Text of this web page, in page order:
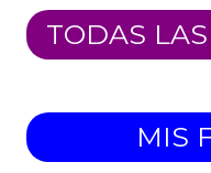
TODAS
MIS